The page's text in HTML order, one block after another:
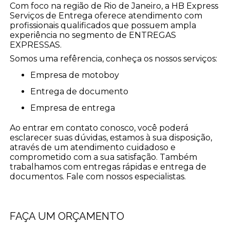
Com foco na região de Rio de Janeiro, a HB Express
Serviços de Entrega oferece atendimento com
profissionais qualificados que possuem ampla
experiência no segmento de ENTREGAS
EXPRESSAS.
Somos uma refêrencia, conheça os nossos serviços:
empresa de motoboy
entrega de documento
empresa de entrega
Ao entrar em contato conosco, você poderá
esclarecer suas dúvidas, estamos à sua disposição,
através de um atendimento cuidadoso e
comprometido com a sua satisfação. Também
trabalhamos com entregas rápidas e entrega de
documentos. Fale com nossos especialistas.
FAÇA UM ORÇAMENTO